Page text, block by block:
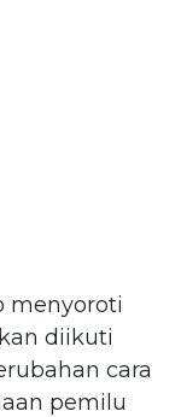
menyoroti
diikuti
cara
pemilu